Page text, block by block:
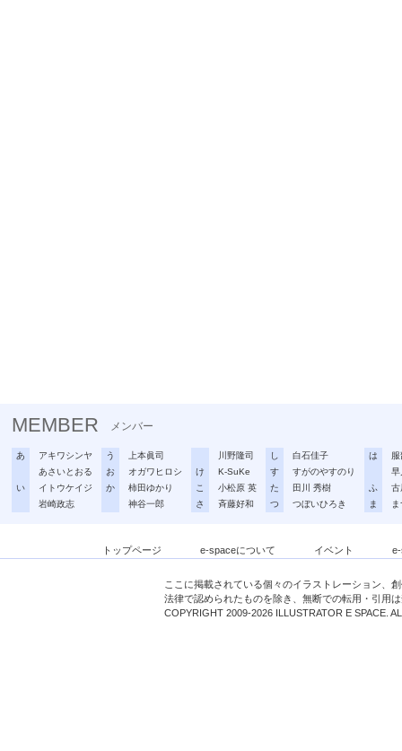
MEMBER メンバー
あ
アキワシンヤ
あさいとおる
い
イトウケイジ
岩崎政志
う
上本眞司
お
オガワヒロシ
か
柿田ゆかり
神谷一郎
川野隆司
け
K-SuKe
こ
小松原 英
さ
斉藤好和
し
白石佳子
す
すがのやすのり
た
田川 秀樹
つ
つぼいひろき
は
早
ふ
古
ま
トップページ e-spaceについて イベント
ここに掲載されている個々のイラストレーション、
法律で認められたものを除き、無断での転用・引用
COPYRIGHT 2009-2026 ILLUSTRATOR E SPACE.